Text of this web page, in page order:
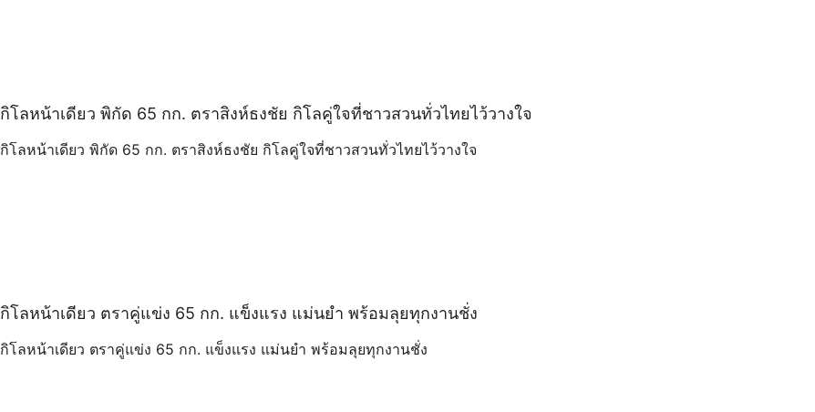
กิโลหน้าเดียว พิกัด 65 กก. ตราสิงห์ธงชัย กิโลคู่ใจที่ชาวสวนทั่วไทยไว้วางใจ
กิโลหน้าเดียว พิกัด 65 กก. ตราสิงห์ธงชัย กิโลคู่ใจที่ชาวสวนทั่วไทยไว้วางใจ
กิโลหน้าเดียว ตราคู่แข่ง 65 กก. แข็งแรง แม่นยำ พร้อมลุยทุกงานชั่ง
กิโลหน้าเดียว ตราคู่แข่ง 65 กก. แข็งแรง แม่นยำ พร้อมลุยทุกงานชั่ง